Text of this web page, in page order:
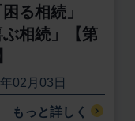
る相続」
ぶ相続」【第
02月03日
もっと詳しく